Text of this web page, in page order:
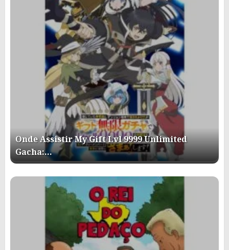
Onde Assistir My Gift Lvl 9999 Unlimited
Gacha:…